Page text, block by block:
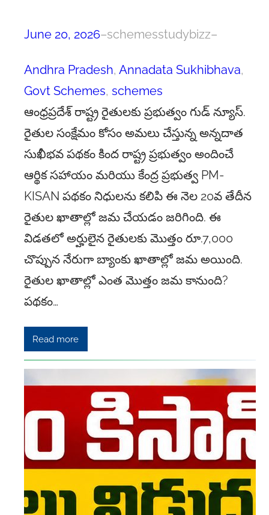
June 20, 2026–schemesstudybizz–
Andhra Pradesh, Annadata Sukhibhava
Govt Schemes, schemes
ఆంధ్రప్రదేశ్ రాష్ట్ర రైతులకు ప్రభుత్వం గుడ్ న్యూస్.
రైతుల సంక్షేమం కోసం అమలు చేస్తున్న అన్నదాత
సుఖీభవ పథకం కింద రాష్ట్ర ప్రభుత్వం అందించే
ఆర్థిక సహాయం మరియు కేంద్ర ప్రభుత్వ PM-
KISAN పథకం నిధులను కలిపి ఈ నెల 20వ తేదీన
రైతుల ఖాతాల్లో జమ చేయడం జరిగింది. ఈ
విడతలో అర్హులైన రైతులకు మొత్తం రూ.7,000
చొప్పున నేరుగా బ్యాంకు ఖాతాల్లో జమ అయింది.
రైతుల ఖాతాల్లో ఎంత మొత్తం జమ కానుంది?
పథకం…
Read more